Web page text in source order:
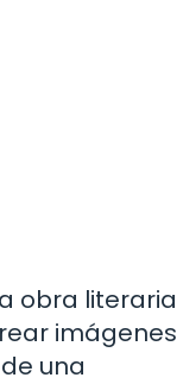
obra literaria
imágenes
una